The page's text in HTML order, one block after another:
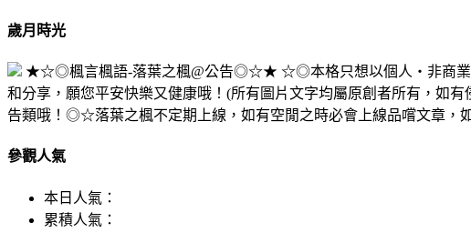
歲月時光
★☆◎楓言楓語-落葉之楓@公告◎☆★ ☆◎本格只想以個人‧非商業行
和分享，願您平安快樂又健康哦！(所有圖片文字均屬原創者所有，如
告類哦！◎☆落葉之楓不定期上線，如有空閒之時必會上線品嚐文章
參觀人氣
本日人氣：
累積人氣：